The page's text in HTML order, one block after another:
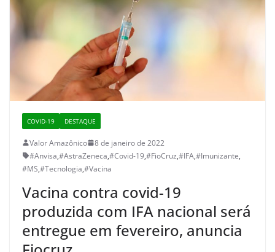
COVID-19 DESTAQUE
Valor Amazônico
8 de janeiro de 2022
#Anvisa,#AstraZeneca,#Covid-19,#FioCruz,#IFA,#Imunizante,
#MS,#Tecnologia,#Vacina
Vacina contra covid-19
produzida com IFA nacional será
entregue em fevereiro, anuncia